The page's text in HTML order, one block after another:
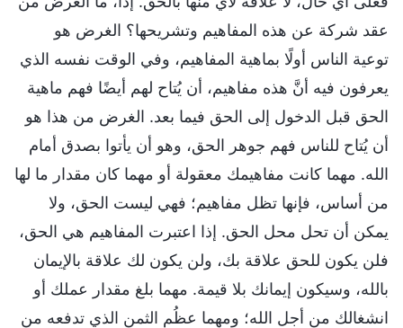
عقد شركة عن هذه المفاهيم وتشريحها؟ الغرض هو
توعية الناس أولًا بماهية المفاهيم، وفي الوقت نفسه الذي
يعرفون فيه أنَّ هذه مفاهيم، أن يُتاح لهم أيضًا فهم ماهية
الحق قبل الدخول إلى الحق فيما بعد. الغرض من هذا هو
أن يُتاح للناس فهم جوهر الحق، وهو أن يأتوا بصدق أمام
الله. مهما كانت مفاهيمك معقولة أو مهما كان مقدار ما لها
من أساس، فإنها تظل مفاهيم؛ فهي ليست الحق، ولا
يمكن أن تحل محل الحق. إذا اعتبرت المفاهيم هي الحق،
فلن يكون للحق علاقة بك، ولن يكون لك علاقة بالإيمان
بالله، وسيكون إيمانك بلا قيمة. مهما بلغ مقدار عملك أو
انشغالك من أجل الله؛ ومهما عظُم الثمن الذي تدفعه من